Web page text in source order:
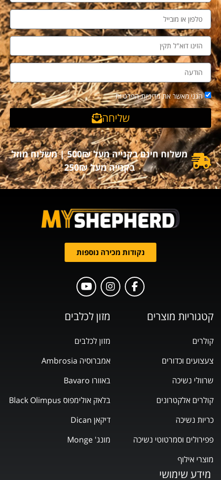
הנני מאשר את מדיניות הפרטיות
שליחה
משלוח חינם בקנייה מעל 500₪ | משלוח מוזל
בקנייה מעל 250₪
מידע שימושי
מזון לכלבים
מזון לכלבים
אמברוסיה Ambrosia
באוורו Bavaro
בלאק אולימפוס Black Olimpus
דיקאן Dican
מונג' Monge
קטגוריות מוצרים
קולרים
צעצועים וכדורים
שרוולי נשיכה
קולרים אלקטרונים
כריות נשיכה
פפירולים וסמרטוטי נשיכה
מוצרי אילוף
נקודות מכירה נוספות